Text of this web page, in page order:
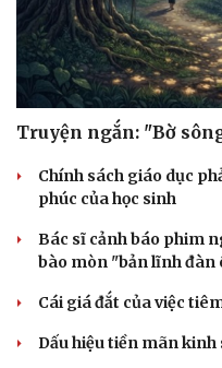
Ăn sạch sống khỏe
Truyện ngắn: "Bờ
Chính sách giáo dục
phúc của học sinh
Bác sĩ cảnh báo phim
bào mòn "bản lĩnh đàn
Cái giá đắt của việc
Dấu hiệu tiền mãn kinh